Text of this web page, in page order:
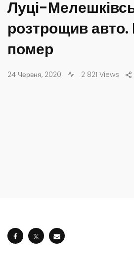
Луці-
розтрощив авто.
помер
24 Червня, 2020 2 821 Views